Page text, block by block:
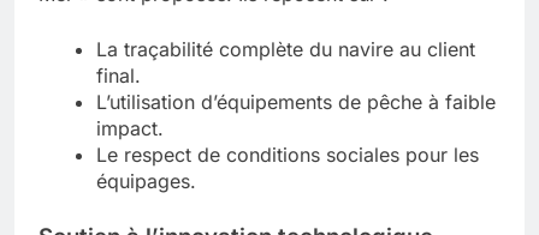
La traçabilité complète du navire au client
final.
L’utilisation d’équipements de pêche à faible
impact.
Le respect de conditions sociales pour les
équipages.